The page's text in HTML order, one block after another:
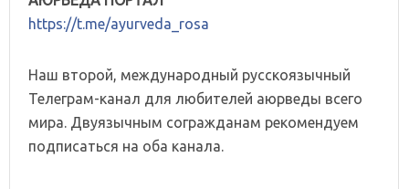
https://t.me/ayurveda_rosa
Наш второй, международный русскоязычный
Телеграм-канал для любителей аюрведы всего
мира. Двуязычным согражданам рекомендуем
подписаться на оба канала.